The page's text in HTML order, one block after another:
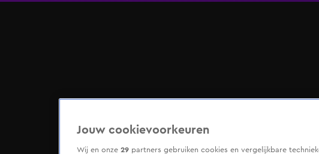
Jouw cookievoorkeuren
Wij en onze 29 partners gebruiken cookies en vergelijkbare